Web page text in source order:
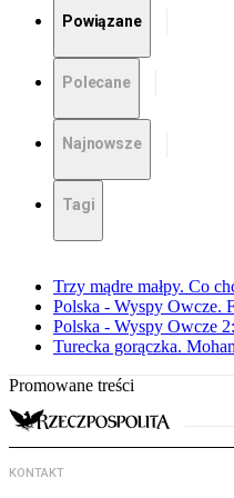
Powiązane
Polecane
Najnowsze
Tagi
Trzy mądre małpy. Co
Polska - Wyspy Owcze.
Polska - Wyspy Owcze
Turecka gorączka.
Promowane treści
KONTAKT